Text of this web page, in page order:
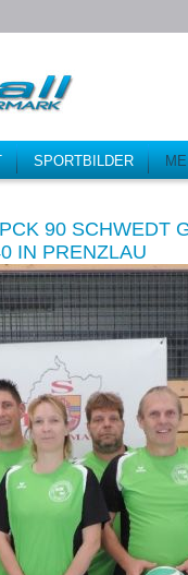
SPORTBILDER
90 SCHWEDT
IN PRENZLAU